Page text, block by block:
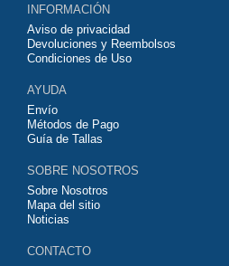
tailandesa por lo que estamos
con ella. Estas camisetas tienen un
servirán para jugar al fútbol o
contáctanos y haremos lo posible para
posible.
INFORMACIÓN
Aviso de privacidad
Devoluciones y Reembolsos
Condiciones de Uso
AYUDA
Envío
Métodos de Pago
Guía de Tallas
SOBRE NOSOTROS
Sobre Nosotros
Mapa del sitio
Noticias
CONTACTO